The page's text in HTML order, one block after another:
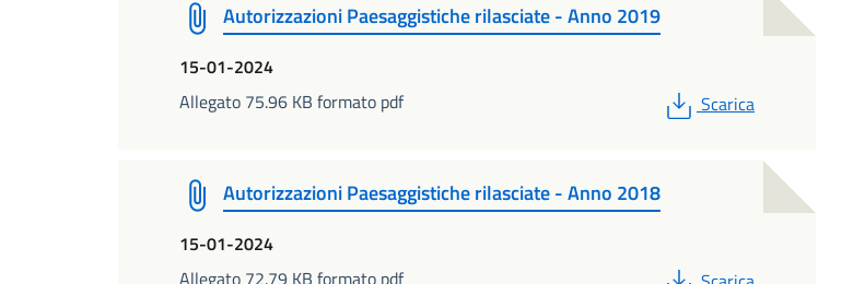
Autorizzazioni Paesaggistiche rilasciate - Anno 2019
15-01-2024
Allegato 75.96 KB formato pdf
PDF
Scarica
Autorizzazioni Paesaggistiche rilasciate - Anno 2018
15-01-2024
Allegato 72.79 KB formato pdf
PDF